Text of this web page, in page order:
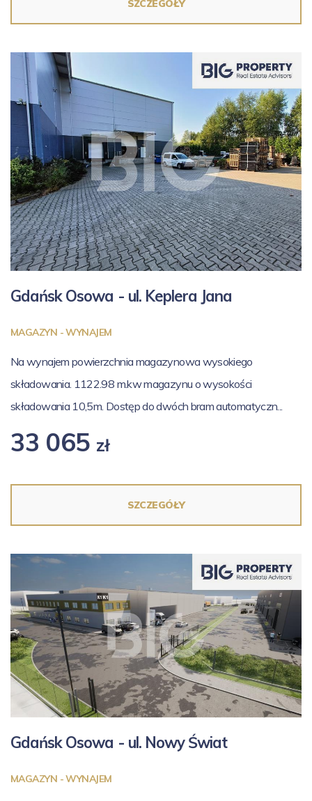
SZCZEGÓŁY
Gdańsk Osowa - ul. Keplera Jana
MAGAZYN - WYNAJEM
Na wynajem powierzchnia magazynowa wysokiego
składowania. 1122.98 m.kw magazynu o wysokości
składowania 10,5m. Dostęp do dwóch bram automatyczn...
33 065 zł
SZCZEGÓŁY
Gdańsk Osowa - ul. Nowy Świat
MAGAZYN - WYNAJEM